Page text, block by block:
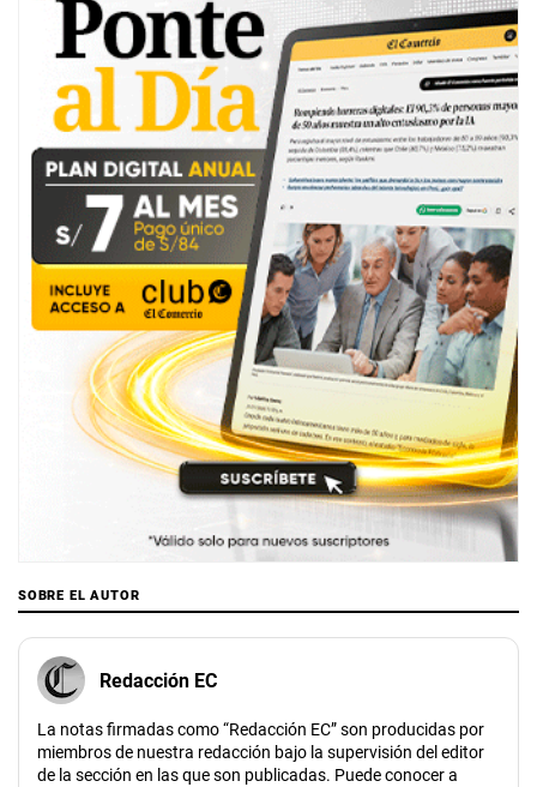
SOBRE EL AUTOR
Redacción EC
La notas firmadas como “Redacción EC” son producidas por
miembros de nuestra redacción bajo la supervisión del editor
de la sección en las que son publicadas. Puede conocer a